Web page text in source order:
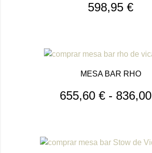
598,95 €
MESA BAR RHO
655,60 € - 836,00